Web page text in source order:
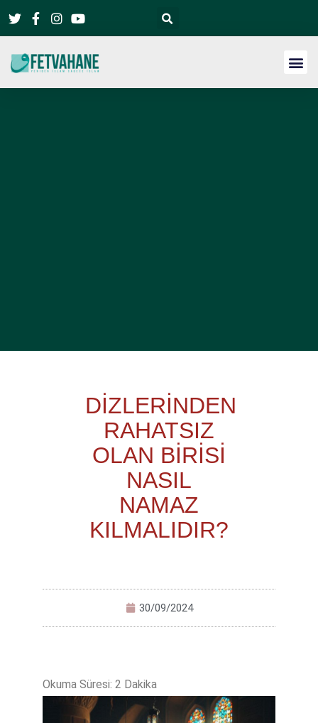
DİZLERİNDEN
RAHATSIZ
OLAN BİRİSİ
NASIL
NAMAZ
KILMALIDIR?
30/09/2024